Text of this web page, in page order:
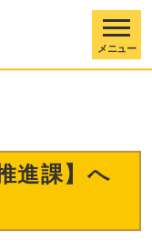
メニュー
進課】へ